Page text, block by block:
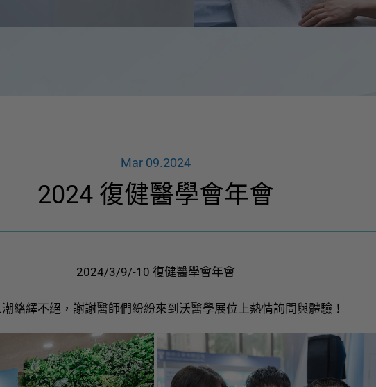
關於安倍影
品牌故事
Mar 09.2024
2024 復健醫學會年會
2024/3/9/-10 復健醫學會年會
絡繹不絕，謝謝醫師們紛紛來到沃醫學展位上熱情詢問與體驗！